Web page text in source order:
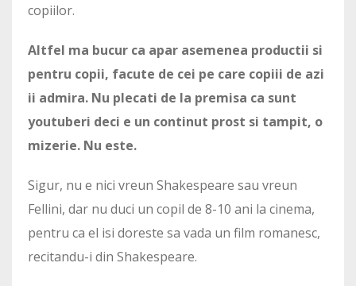
copiilor.
Altfel ma bucur ca apar asemenea productii si
pentru copii, facute de cei pe care copiii de azi
ii admira. Nu plecati de la premisa ca sunt
youtuberi deci e un continut prost si tampit, o
mizerie. Nu este.
Sigur, nu e nici vreun Shakespeare sau vreun
Fellini, dar nu duci un copil de 8-10 ani la cinema,
pentru ca el isi doreste sa vada un film romanesc,
recitandu-i din Shakespeare.